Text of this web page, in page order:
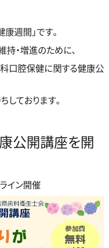
週間」です。
・増進のために、
口腔保健に関する健康公
しております。
公開講座を開
イン開催